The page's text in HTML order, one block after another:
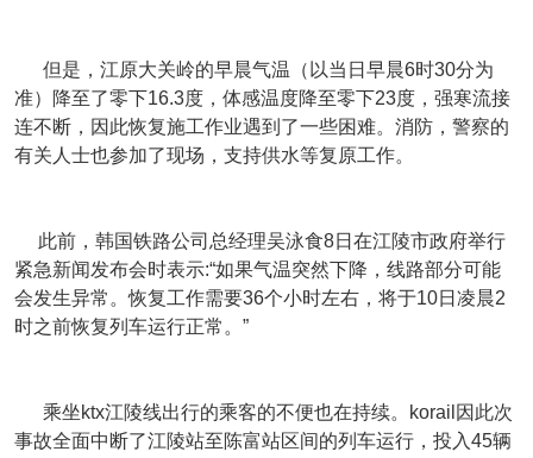
但是，江原大关岭的早晨气温（以当日早晨6时30分为
准）降至了零下16.3度，体感温度降至零下23度，强寒流接
连不断，因此恢复施工作业遇到了一些困难。消防，警察的
有关人士也参加了现场，支持供水等复原工作。
此前，韩国铁路公司总经理吴泳食8日在江陵市政府举行
紧急新闻发布会时表示:“如果气温突然下降，线路部分可能
会发生异常。恢复工作需要36个小时左右，将于10日凌晨2
时之前恢复列车运行正常。”
乘坐ktx江陵线出行的乘客的不便也在持续。korail因此次
事故全面中断了江陵站至陈富站区间的列车运行，投入45辆